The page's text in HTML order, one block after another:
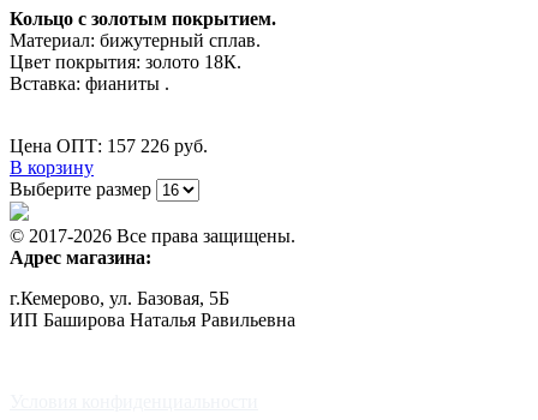
Кольцо с золотым покрытием.
Материал: бижутерный сплав.
Цвет покрытия: золото 18К.
Вставка: фианиты .
Цена ОПТ: 157 226 руб.
В корзину
Выберите размер
© 2017-2026 Все права защищены.
Адрес магазина:
г.Кемерово, ул. Базовая, 5Б
ИП Баширова Наталья Равильевна